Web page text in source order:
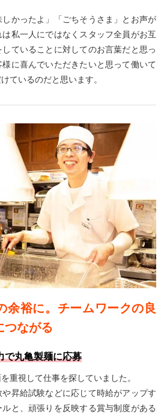
かったよ」「ごちそうさま」とお声が
私一人にではなくスタッフ全員がお互
ていることに対してのお言葉だと思っ
に喜んでいただきたいと思って働いて
ているのだと思います。
余裕に。チームワークの良
つながる
で丸亀製麺に応募
重視して仕事を探していました。
昇給試験などに応じて時給がアップす
と、頑張りを反映する賞与制度がある